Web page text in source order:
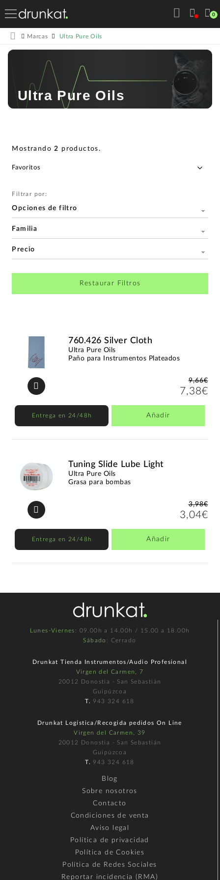
0
Marcas Ultra Pure Oils
Ultra Pure Oils
Mostrando2 productos.
Filtrar por:
Opciones de filtro
Familia
Precio
Restaurar Filtros
760.426 Silver Cloth
Ultra Pure Oils
Paño para Instrumentos Plateados
9,66€
7,38€
Entrega en 24/48h Añadir
Tuning Slide Lube Light
Ultra Pure Oils
Grasa para bombas
3,98€
3,04€
Entrega en 24/48h Añadir
Lunes-Viernes : 09.00h a 14.00h / 15.00 a 18.00h
Sábado : Cerrado
Drunkat Tienda Instrumentos/Audio Profesional
Virgen del Carmen, 7
20012 Donostia - San Sebastián
Guipúzcoa
T. 943 324 618
Drunkat Logística/Recogida pedidos On Line
Virgen del Carmen, 39
20012 Donostia - San Sebastián
Guipúzcoa
T. 943 324 618
Blog
Sobre nosotros
Contacto
Condiciones de venta
Aviso legal
Política de privacidad
Política de Cookies
Política de Redes Sociales
Reportar incidencia (RMA)